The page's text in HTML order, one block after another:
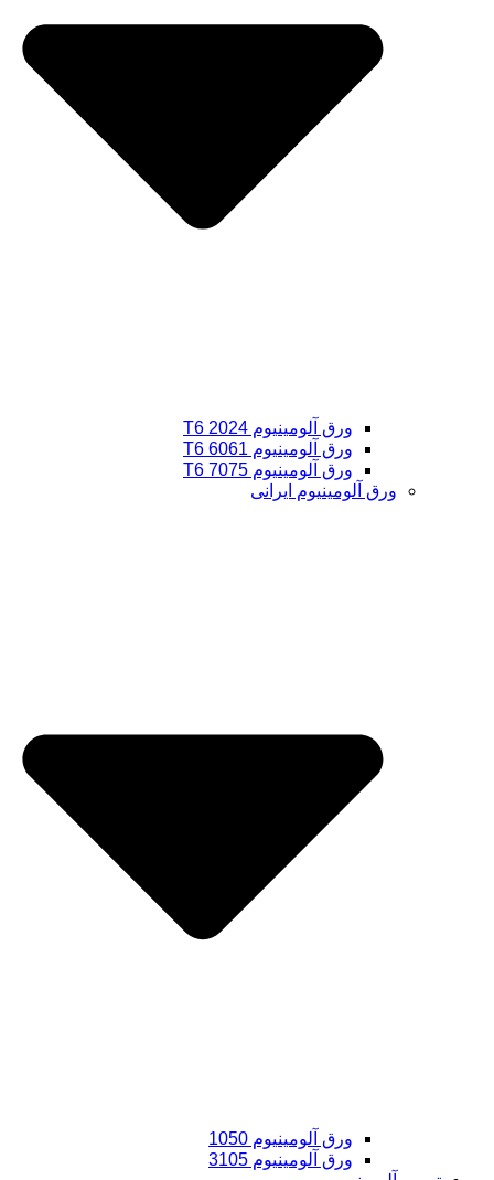
ورق آلومینیوم 2024 T6
ورق آلومینیوم 6061 T6
ورق آلومینیوم 7075 T6
ورق آلومینیوم ایرانی
ورق آلومینیوم 1050
ورق آلومینیوم 3105